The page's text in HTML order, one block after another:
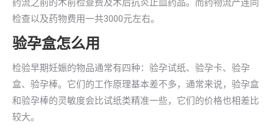
药流之前的术前检查费及术后抗炎止血药品。而药物流产连同
检查以及药物费用一共3000元左右。
验孕盒怎么用
检验早期妊娠的物品通常有四种：验孕试纸、验孕卡、验孕
盒、验孕棒。它们的工作原理基本差不多，通常来说，验孕盒
和验孕棒的灵敏度会比试纸类精准一些，它们的价格也相差比
较大。